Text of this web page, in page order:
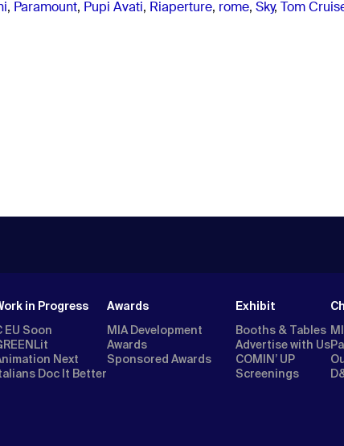
, Paramount, Pupi Avati, Riaperture, rome, Sky, Tom
in Progress
EU Soon
Next
Doc It Better
Awards
MIA Development
Awards
Sponsored Awards
Exhibit
Booths & Tables
Advertise with Us
COMIN’ UP
Screenings